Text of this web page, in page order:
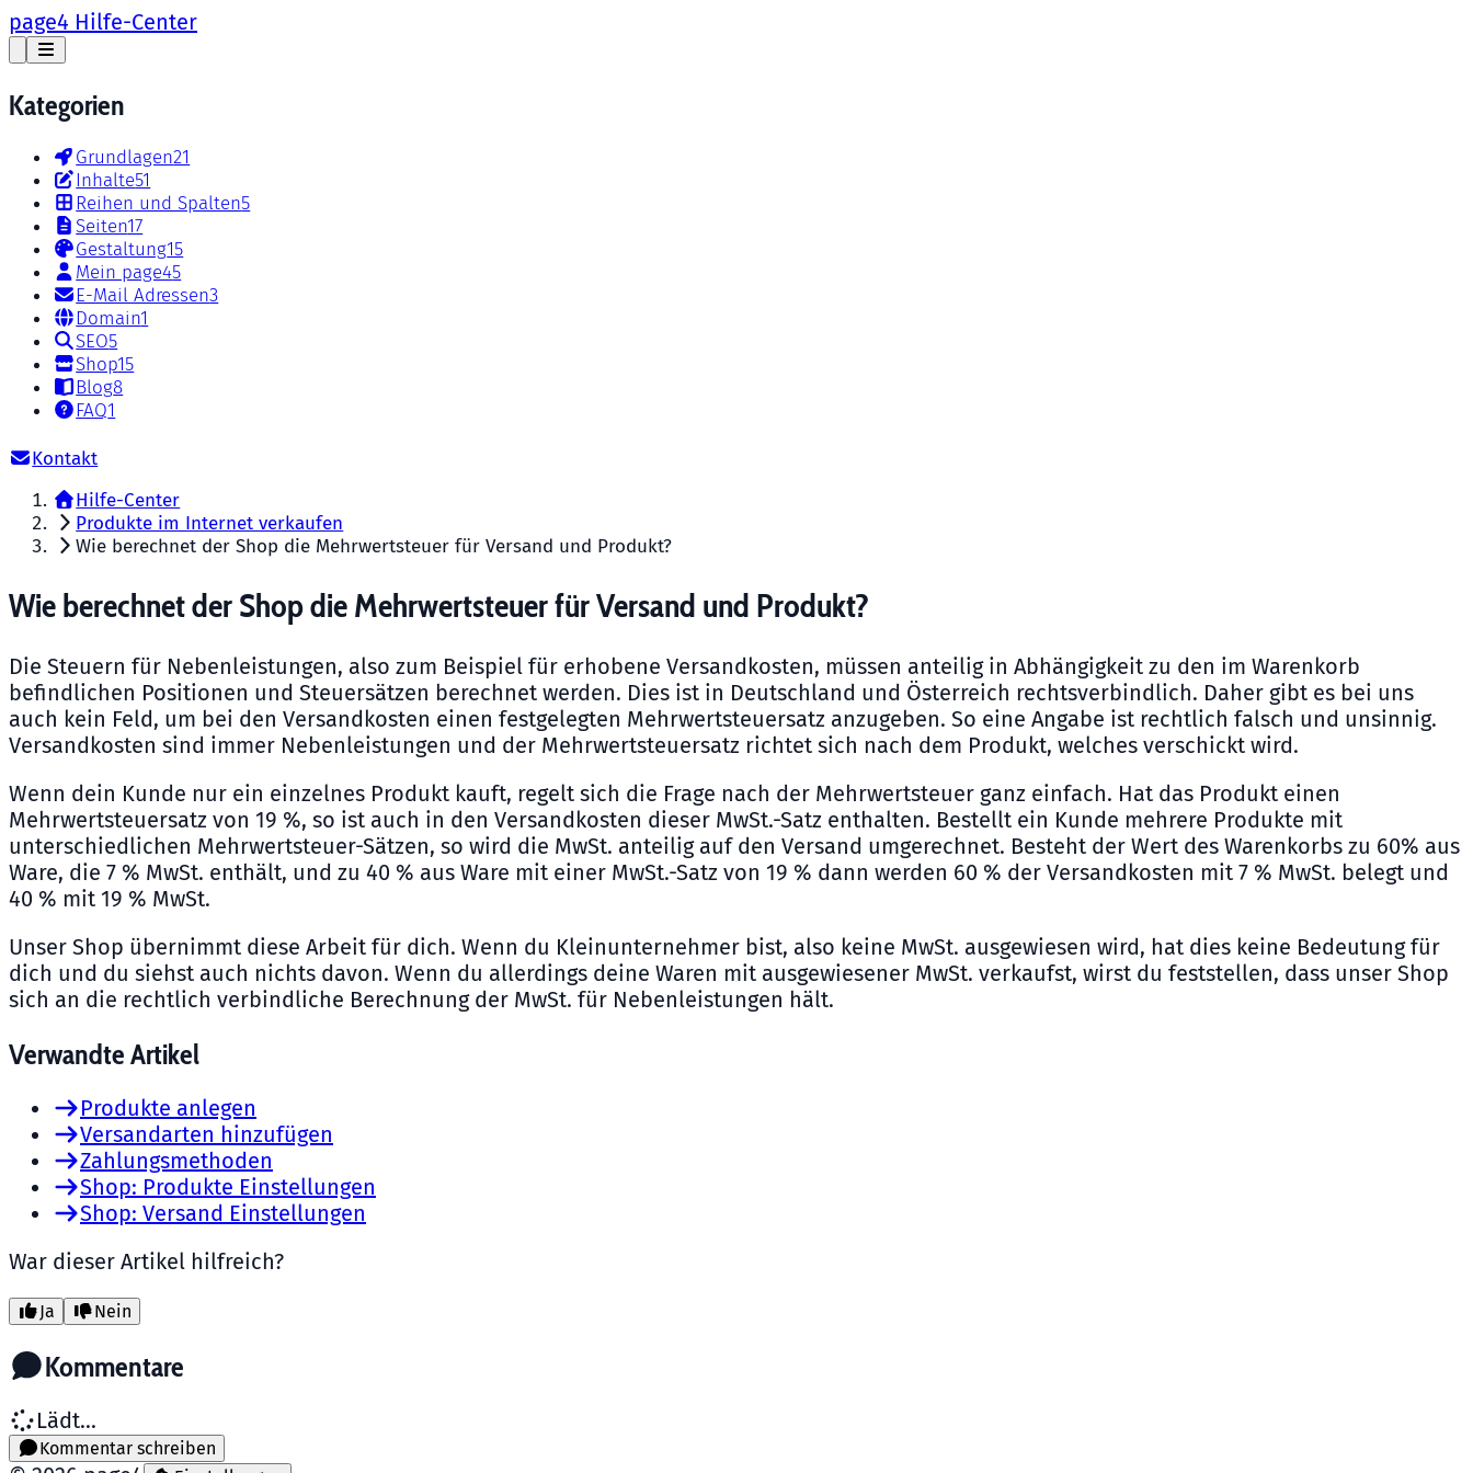
page4 Hilfe-Center
Kategorien
Grundlagen21
Inhalte51
Reihen und Spalten5
Seiten17
Gestaltung15
Mein page45
E-Mail Adressen3
Domain1
SEO5
Shop15
Blog8
FAQ1
Kontakt
Hilfe-Center
Produkte im Internet verkaufen
Wie berechnet der Shop die Mehrwertsteuer für Versand und Produkt?
Wie berechnet der Shop die Mehrwertsteuer für Versand und Produkt?
Die Steuern für Nebenleistungen, also zum Beispiel für erhobene Versandkosten, müssen anteilig in Abhängigkeit zu den im Warenkorb
befindlichen Positionen und Steuersätzen berechnet werden. Dies ist in Deutschland und Österreich rechtsverbindlich. Daher gibt es bei uns
auch kein Feld, um bei den Versandkosten einen festgelegten Mehrwertsteuersatz anzugeben. So eine Angabe ist rechtlich falsch und unsinnig.
Versandkosten sind immer Nebenleistungen und der Mehrwertsteuersatz richtet sich nach dem Produkt, welches verschickt wird.
Wenn dein Kunde nur ein einzelnes Produkt kauft, regelt sich die Frage nach der Mehrwertsteuer ganz einfach. Hat das Produkt einen
Mehrwertsteuersatz von 19 %, so ist auch in den Versandkosten dieser MwSt.-Satz enthalten. Bestellt ein Kunde mehrere Produkte mit
unterschiedlichen Mehrwertsteuer-Sätzen, so wird die MwSt. anteilig auf den Versand umgerechnet. Besteht der Wert des Warenkorbs zu 60% aus
Ware, die 7 % MwSt. enthält, und zu 40 % aus Ware mit einer MwSt.-Satz von 19 % dann werden 60 % der Versandkosten mit 7 % MwSt. belegt und
40 % mit 19 % MwSt.
Unser Shop übernimmt diese Arbeit für dich. Wenn du Kleinunternehmer bist, also keine MwSt. ausgewiesen wird, hat dies keine Bedeutung für
dich und du siehst auch nichts davon. Wenn du allerdings deine Waren mit ausgewiesener MwSt. verkaufst, wirst du feststellen, dass unser Shop
sich an die rechtlich verbindliche Berechnung der MwSt. für Nebenleistungen hält.
Verwandte Artikel
Produkte anlegen
Versandarten hinzufügen
Zahlungsmethoden
Shop: Produkte Einstellungen
Shop: Versand Einstellungen
War dieser Artikel hilfreich?
Ja Nein
Kommentare
Lädt...
Kommentar schreiben